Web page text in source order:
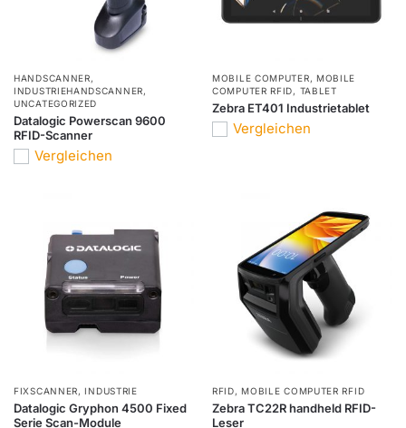
HANDSCANNER,
INDUSTRIEHANDSCANNER,
UNCATEGORIZED
Datalogic Powerscan 9600
RFID-Scanner
Vergleichen
MOBILE COMPUTER, MOBILE
COMPUTER RFID, TABLET
Zebra ET401 Industrietablet
Vergleichen
FIXSCANNER,INDUSTRIE
Datalogic Gryphon 4500 Fixed
Serie Scan-Module
RFID,MOBILE COMPUTER RFID
Zebra TC22R handheld RFID-
Leser